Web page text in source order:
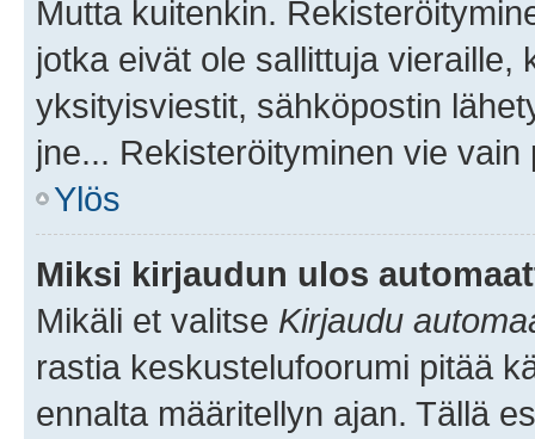
Mutta kuitenkin.
jotka eivät ole sallittuja vieraille,
yksityisviestit, sähköpostin
jne... Rekisteröityminen vie
Ylös
Miksi kirjaudun ulos
Mikäli et valitse Kirjaudu
rastia keskustelufoorumi pitää
ennalta määritellyn ajan. Tällä